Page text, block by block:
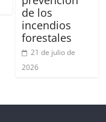
de los
incendios
forestales
21 de julio de
2026